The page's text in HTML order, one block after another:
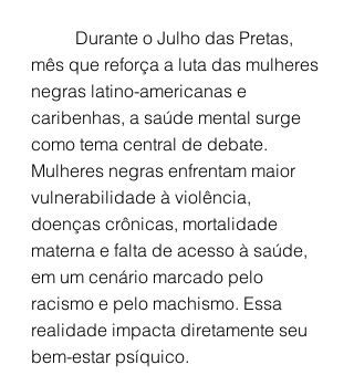
mês que reforça a luta das mulheres
negras latino-americanas e
caribenhas, a saúde mental surge
como tema central de debate.
Mulheres negras enfrentam maior
vulnerabilidade à violência,
doenças crônicas, mortalidade
materna e falta de acesso à saúde,
em um cenário marcado pelo
racismo e pelo machismo. Essa
realidade impacta diretamente seu
bem-estar psíquico.